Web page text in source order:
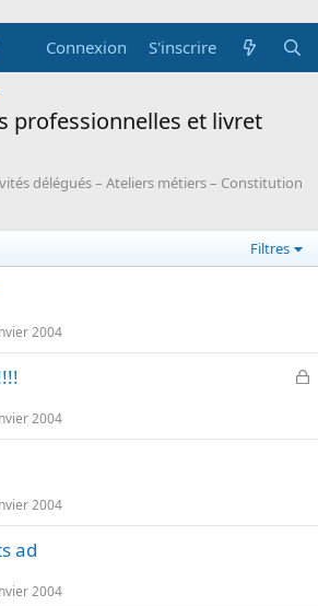
Connexion
S'inscrire
professionnelles et livret
délégués – Ateliers métiers – Constitution
Filtres
2004
B
q
2004
2004
ad
2004